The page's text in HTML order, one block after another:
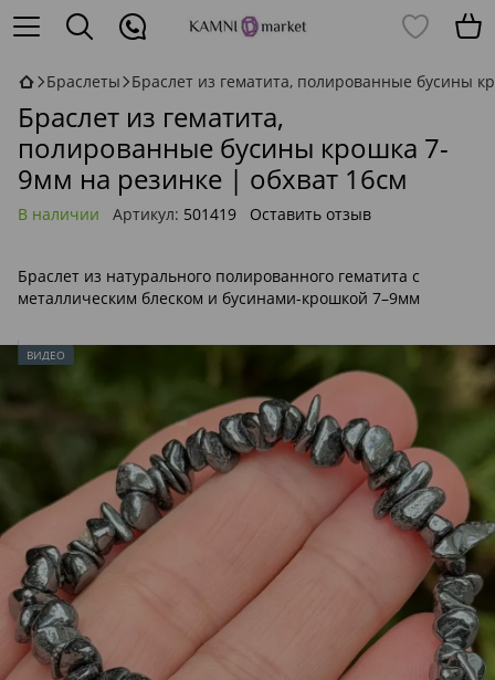
Браслеты Браслет из гематита, полированные бусины
Браслет из гематита,
полированные бусины крошка 7-
9мм на резинке | обхват 16см
В наличии Артикул: 501419 Оставить отзыв
Браслет из натурального полированного гематита с
металлическим блеском и бусинами-крошкой 7–9мм
ВИДЕО